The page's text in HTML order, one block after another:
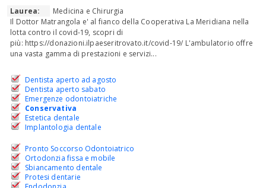
Laurea:
Medicina e Chirurgia
Il Dottor Matrangola e' al fianco della Cooperativa La Meridiana nella
lotta contro il covid-19, scopri di
più: https://donazioni.ilpaeseritrovato.it/covid-19/ L'ambulatorio offre
una vasta gamma di prestazioni e servizi...
Dentista aperto ad agosto
Dentista aperto sabato
Emergenze odontoiatriche
Conservativa
Estetica dentale
Implantologia dentale
Pronto Soccorso Odontoiatrico
Ortodonzia fissa e mobile
Sbiancamento dentale
Protesi dentarie